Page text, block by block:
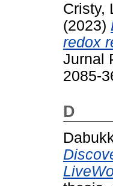
Cristy,
(2023)
redox
Jurnal
2085-
D